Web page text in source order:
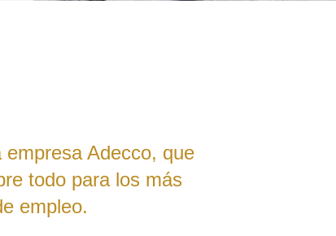
Adecco, que
todo para los más
empleo.